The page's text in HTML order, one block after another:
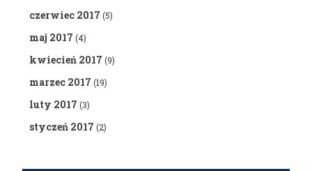
czerwiec 2017 (5)
maj 2017 (4)
kwiecień 2017 (9)
marzec 2017 (19)
luty 2017 (3)
styczeń 2017 (2)